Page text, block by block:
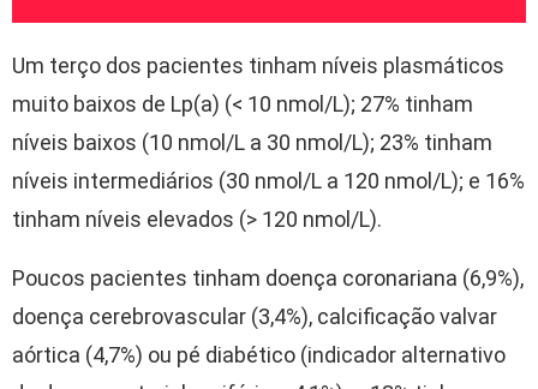
Um terço dos pacientes tinham níveis plasmáticos
muito baixos de Lp(a) (< 10 nmol/L); 27% tinham
níveis baixos (10 nmol/L a 30 nmol/L); 23% tinham
níveis intermediários (30 nmol/L a 120 nmol/L); e 16%
tinham níveis elevados (> 120 nmol/L).
Poucos pacientes tinham doença coronariana (6,9%),
doença cerebrovascular (3,4%), calcificação valvar
aórtica (4,7%) ou pé diabético (indicador alternativo